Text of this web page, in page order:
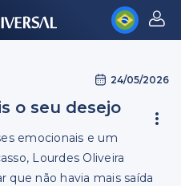
24/05/2026
o seu desejo
emocionais e um
Lourdes Oliveira
que não havia mais saída